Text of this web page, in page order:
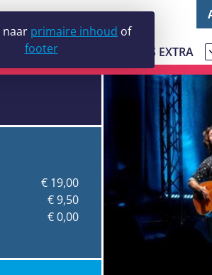
naar primaire inhoud of
footer
JE BEZOEK LUDENS EXTRA
GALERIE LUDENS
VRIJWILLIGERS
€ 19,00
€ 9,50
€ 0,00